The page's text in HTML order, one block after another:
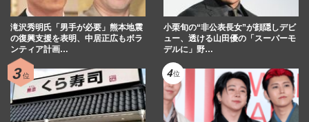
滝沢秀明氏「男手が必要」熊本地震
の復興支援を表明、中居正広もボラ
ンティア計画…
小栗旬の“非公表長女”が顔隠しデビ
ュー、透ける山田優の「スーパーモ
デルに」野…